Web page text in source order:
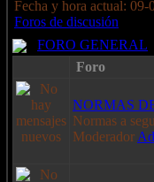
Fecha y hora actual:
Foros de discusión
FORO GENERAL
Foro
NORMAS
Normas a
Moderador